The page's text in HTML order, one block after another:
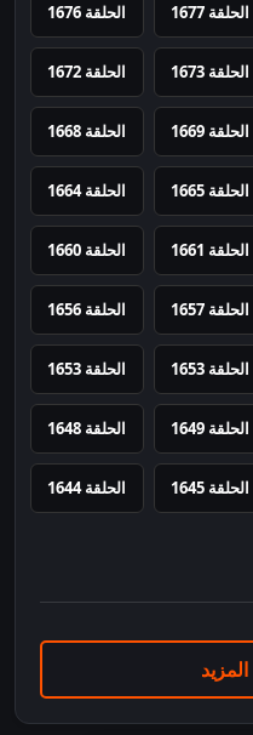
الحلقة 1677 الحلقة 1676
الحلقة 1673 الحلقة 1672
الحلقة 1669 الحلقة 1668
الحلقة 1665 الحلقة 1664
الحلقة 1661 الحلقة 1660
الحلقة 1657 الحلقة 1656
الحلقة 1653 الحلقة 1653
الحلقة 1649 الحلقة 1648
الحلقة 1645 الحلقة 1644